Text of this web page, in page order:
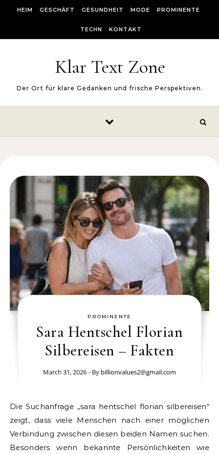
HEIM GESCHÄFT GESUNDHEIT MODE PROMINENTE
TECHN KONTAKT
Klar Text Zone
Der Ort für klare Gedanken und frische Perspektiven.
PROMINENTE
Sara Hentschel Florian
Silbereisen – Fakten
March 31, 2026 - By billionvalues2@gmail.com
Die Suchanfrage „sara hentschel florian silbereisen“
zeigt, dass viele Menschen nach einer möglichen
Verbindung zwischen diesen beiden Namen suchen.
Besonders wenn bekannte Persönlichkeiten wie